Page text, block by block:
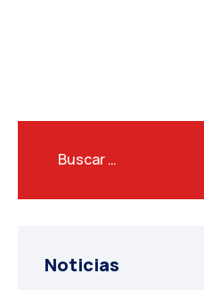
Noticias